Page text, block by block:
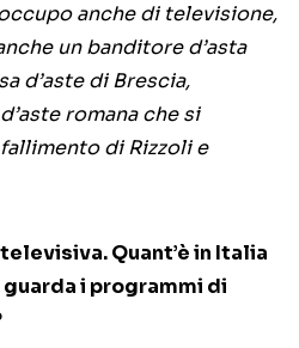
anche di televisione,
un banditore d’asta
d’aste di Brescia,
romana che si
di Rizzoli e
Quant’è in Italia
guarda i programmi di